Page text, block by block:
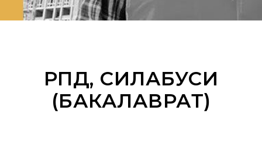
РПД, СИЛАБУСИ
(БАКАЛАВРАТ)